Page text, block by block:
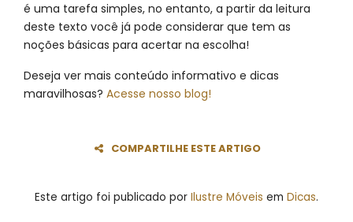
é uma tarefa simples, no entanto, a partir da leitura
deste texto você já pode considerar que tem as
noções básicas para acertar na escolha!
Deseja ver mais conteúdo informativo e dicas
maravilhosas? Acesse nosso blog!
COMPARTILHE ESTE ARTIGO
Este artigo foi publicado por Ilustre Móveis em Dicas.